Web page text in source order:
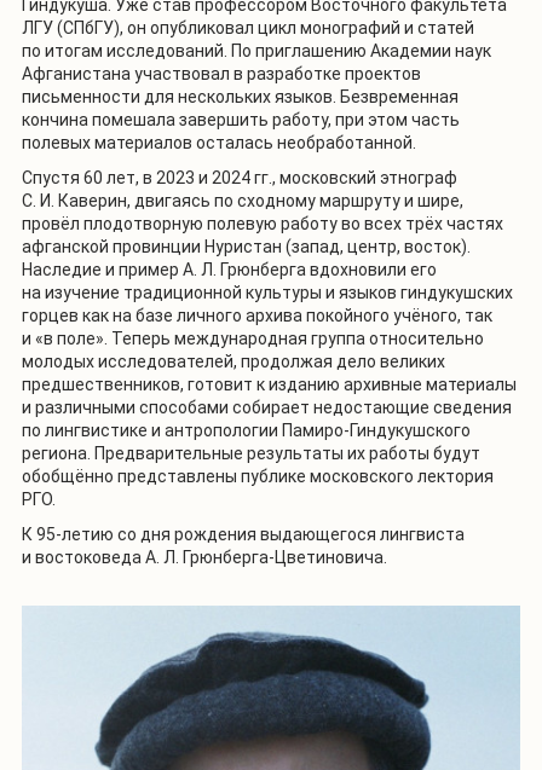
Гиндукуша. Уже став профессором Восточного факультета
ЛГУ (СПбГУ), он опубликовал цикл монографий и статей
по итогам исследований. По приглашению Академии наук
Афганистана участвовал в разработке проектов
письменности для нескольких языков. Безвременная
кончина помешала завершить работу, при этом часть
полевых материалов осталась необработанной.
Спустя 60 лет, в 2023 и 2024 гг., московский этнограф
С. И. Каверин, двигаясь по сходному маршруту и шире,
провёл плодотворную полевую работу во всех трёх частях
афганской провинции Нуристан (запад, центр, восток).
Наследие и пример А. Л. Грюнберга вдохновили его
на изучение традиционной культуры и языков гиндукушских
горцев как на базе личного архива покойного учёного, так
и «в поле». Теперь международная группа относительно
молодых исследователей, продолжая дело великих
предшественников, готовит к изданию архивные материалы
и различными способами собирает недостающие сведения
по лингвистике и антропологии Памиро-Гиндукушского
региона. Предварительные результаты их работы будут
обобщённо представлены публике московского лектория
РГО.
К 95-летию со дня рождения выдающегося лингвиста
и востоковеда А. Л. Грюнберга-Цветиновича.